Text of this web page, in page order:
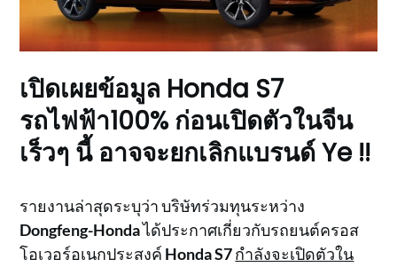
เปิดเผยข้อมูล Honda S7
รถไฟฟ้า100% ก่อนเปิดตัวในจีน
เร็วๆ นี้ อาจจะยกเลิกแบรนด์ Ye !!
รายงานล่าสุดระบุว่า บริษัทร่วมทุนระหว่าง
Dongfeng-Hondaได้ประกาศเกี่ยวกับรถยนต์ครอส
โอเวอร์อเนกประสงค์ Honda S7กำลังจะเปิดตัวใน